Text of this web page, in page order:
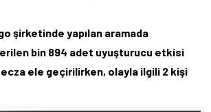
şirketinde yapılan aramada
bin 894 adet uyuşturucu etkisi
ele geçirilirken, olayla ilgili 2 kişi